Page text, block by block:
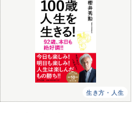
生き方・人生